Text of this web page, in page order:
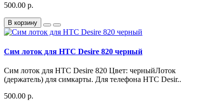
500.00 р.
В корзину
Сим лоток для HTC Desire 820 черный
Сим лоток для HTC Desire 820 Цвет: черныйЛоток
(держатель) для симкарты. Для телефона HTC Desir..
500.00 р.